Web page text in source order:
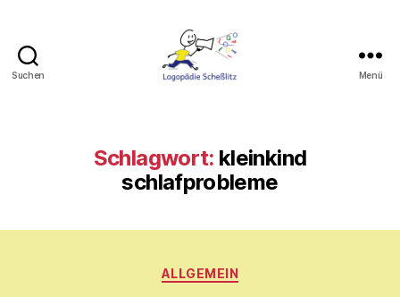
Suchen Menü
Schlagwort: kleinkind
schlafprobleme
Kategorien
ALLGEMEIN
n